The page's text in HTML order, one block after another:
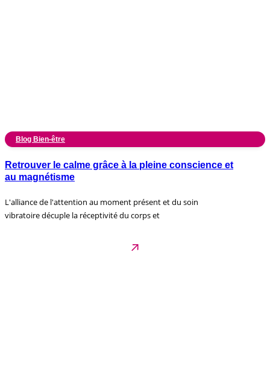
Blog Bien-être
Retrouver le calme grâce à la pleine conscience et
au magnétisme
L'alliance de l'attention au moment présent et du soin
vibratoire décuple la réceptivité du corps et